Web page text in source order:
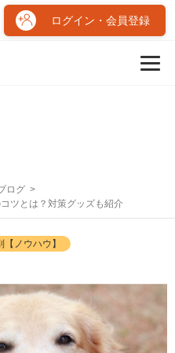
ログイン・会員登録
ログ
ツとは？対策グッズも紹介
【ノウハウ】